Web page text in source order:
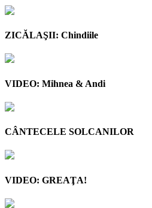
ZICĂLAŞII: Chindiile
VIDEO: Mihnea & Andi
CÂNTECELE SOLCANILOR
VIDEO: GREAŢA!